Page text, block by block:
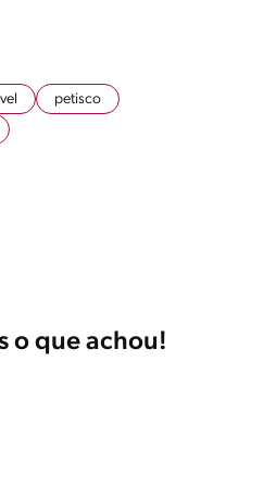
petisco
o que achou!